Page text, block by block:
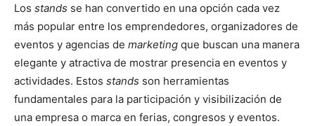
Los stands se han convertido en una opción cada vez
más popular entre los emprendedores, organizadores de
eventos y agencias de marketing que buscan una manera
elegante y atractiva de mostrar presencia en eventos y
actividades. Estos stands son herramientas
fundamentales para la participación y visibilización de
una empresa o marca en ferias, congresos y eventos.